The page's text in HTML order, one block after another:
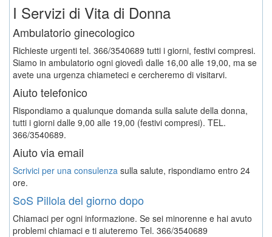
I Servizi di Vita di Donna
Ambulatorio ginecologico
Richieste urgenti tel. 366/3540689 tutti i giorni, festivi compresi.
Siamo in ambulatorio ogni giovedì dalle 16,00 alle 19,00, ma se
avete una urgenza chiameteci e cercheremo di visitarvi.
Aiuto telefonico
Rispondiamo a qualunque domanda sulla salute della donna,
tutti i giorni dalle 9,00 alle 19,00 (festivi compresi). TEL.
366/3540689.
Aiuto via email
Scrivici per una consulenza sulla salute, rispondiamo entro 24
ore.
SoS Pillola del giorno dopo
Chiamaci per ogni informazione. Se sei minorenne e hai avuto
problemi chiamaci e ti aiuteremo Tel. 366/3540689